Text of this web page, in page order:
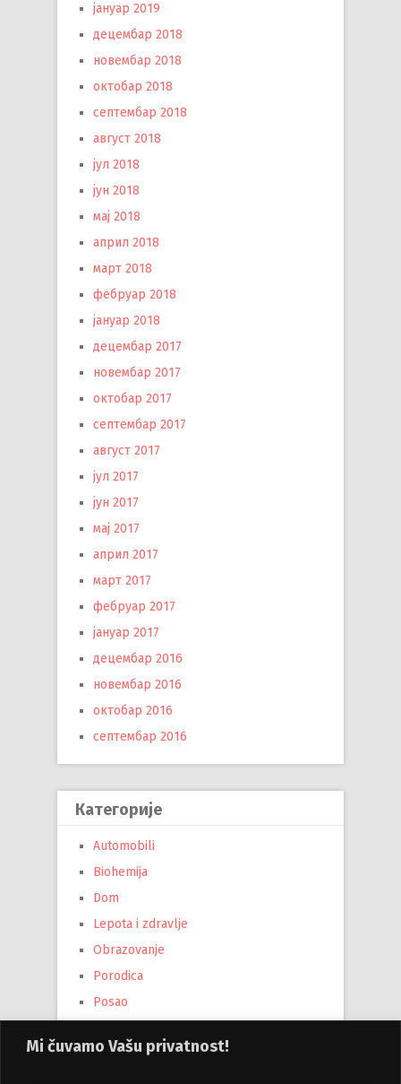
Mi čuvamo Vašu privatnost!
јануар 2019
децембар 2018
новембар 2018
октобар 2018
септембар 2018
август 2018
јул 2018
јун 2018
мај 2018
април 2018
март 2018
фебруар 2018
јануар 2018
децембар 2017
новембар 2017
октобар 2017
септембар 2017
август 2017
јул 2017
јун 2017
мај 2017
април 2017
март 2017
фебруар 2017
јануар 2017
децембар 2016
новембар 2016
октобар 2016
септембар 2016
Категорије
Automobili
Biohemija
Dom
Lepota i zdravlje
Obrazovanje
Porodica
Posao
Turizam